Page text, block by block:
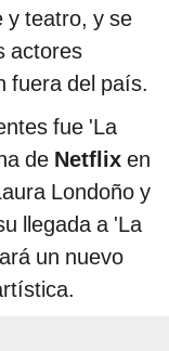
y teatro, y se
actores
fuera del país.
fue 'La
de Netflix en
Londoño y
llegada a 'La
un nuevo